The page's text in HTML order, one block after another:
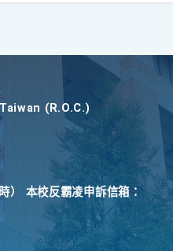
(R.O.C.)
） 本校反霸凌申訴信箱：